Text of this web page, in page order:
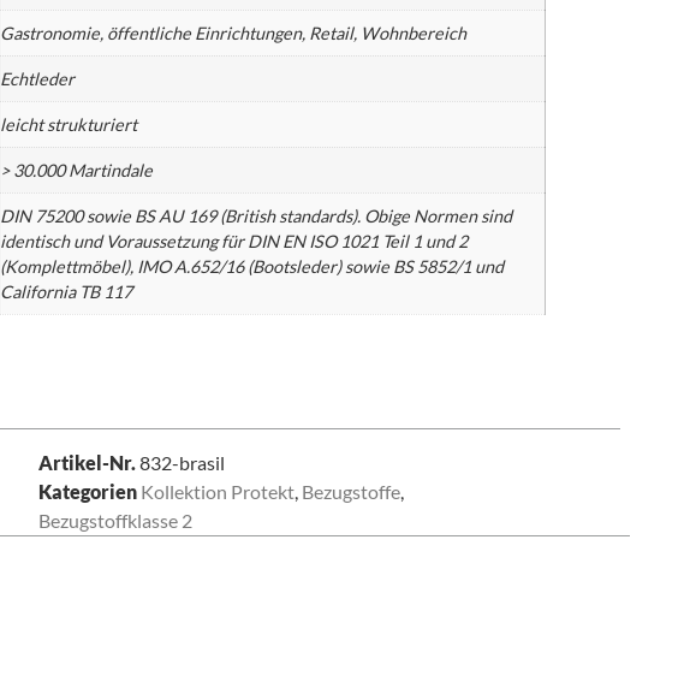
Gastronomie, öffentliche Einrichtungen, Retail, Wohnbereich
Echtleder
leicht strukturiert
> 30.000 Martindale
DIN 75200 sowie BS AU 169 (British standards). Obige Normen sind
identisch und Voraussetzung für DIN EN ISO 1021 Teil 1 und 2
(Komplettmöbel), IMO A.652/16 (Bootsleder) sowie BS 5852/1 und
California TB 117
Artikel-Nr.832-brasil
Kategorien Kollektion Protekt Bezugstoffe
Bezugstoffklasse 2